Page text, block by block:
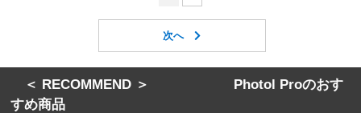
＜ RECOMMEND ＞ Photol Proのおす
すめ商品